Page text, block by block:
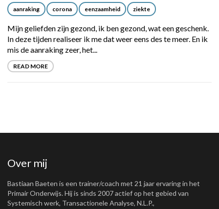
aanraking corona eenzaamheid ziekte
Mijn geliefden zijn gezond, ik ben gezond, wat een geschenk.
In deze tijden realiseer ik me dat weer eens des te meer. En ik
mis de aanraking zeer, het...
READ MORE
Over mij
Bastiaan Baeten is een trainer/coach met 21 jaar ervaring in het
Primair Onderwijs. Hij is sinds 2007 actief op het gebied van
Systemisch werk, Transactionele Analyse, N.L.P.,